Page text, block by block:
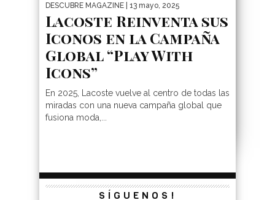
DESCUBRE MAGAZINE | 13 mayo, 2025
Lacoste Reinventa sus
Iconos en la Campaña
Global “Play With
Icons”
En 2025, Lacoste vuelve al centro de todas las
miradas con una nueva campaña global que
fusiona moda,...
SÍGUENOS!